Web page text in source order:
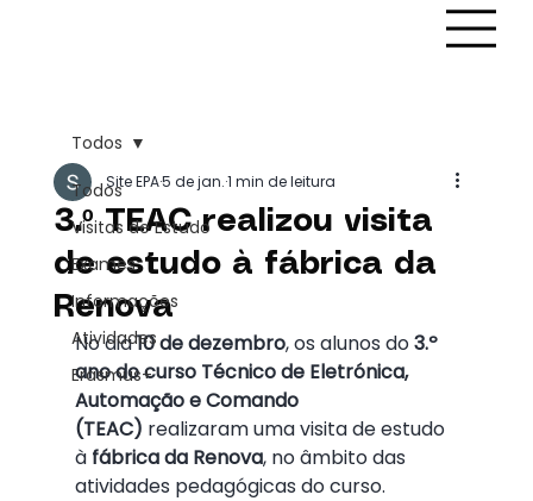
Todos
Visitas de Estudo
Exames
Informações
Atividades
Erasmus+
Todos
3.º TEAC realizou visita
de estudo à fábrica da
Renova
Site EPA5 de jan.1 min de leitura
No dia 10 de dezembro, os alunos do 3.º
ano do curso Técnico de Eletrónica,
Automação e Comando
(TEAC) realizaram uma visita de estudo
à fábrica da Renova, no âmbito das
atividades pedagógicas do curso.